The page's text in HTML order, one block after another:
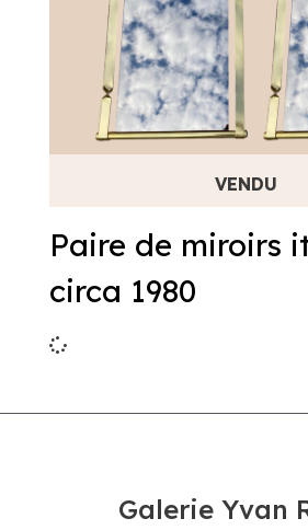
Paire de miroirs
circa 1980
Galerie Yvan